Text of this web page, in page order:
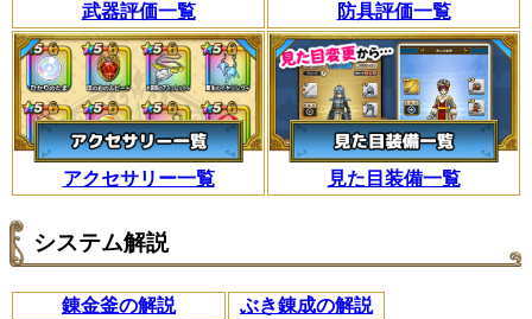
武器評価一覧 防具評価一覧
アクセサリー一覧 見た目装備一覧
システム解説
錬金釜の解説
ぶき錬成の解説